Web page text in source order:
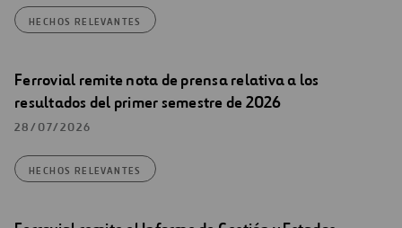
HECHOS RELEVANTES
Ferrovial remite nota de prensa relativa a los
resultados del primer semestre de 2026
28/07/2026
HECHOS RELEVANTES